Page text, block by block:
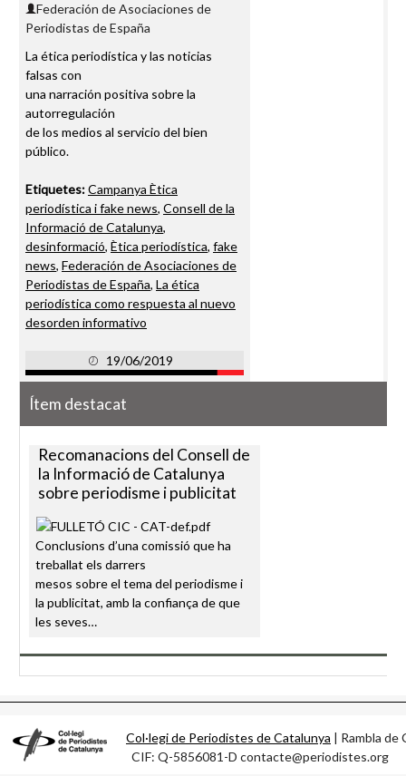
Federación de Asociaciones de
Periodistas de España
La ética periodística y las noticias
falsas con
una narración positiva sobre la
autorregulación
de los medios al servicio del bien
público.
Etiquetes:Campanya Ètica
periodística i fake news, Consell de la
Informació de Catalunya,
desinformació, Ètica periodística, fake
news, Federación de Asociaciones de
Periodistas de España, La ética
periodística como respuesta al nuevo
desorden informativo
19/06/2019
Ítem destacat
Recomanacions del Consell de
la Informació de Catalunya
sobre periodisme i publicitat
Conclusions d’una comissió que ha
treballat els darrers
mesos sobre el tema del periodisme i
la publicitat, amb la confiança de que
les seves…
Col·legi de Periodistes de Catalunya | Rambla
CIF: Q-5856081-D